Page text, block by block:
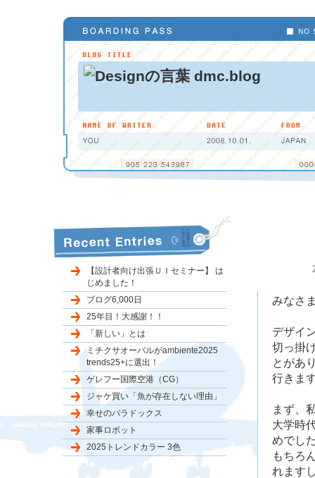
【設計者向け出張ＵＩセミナー】 は
じめました！
ブログ6,000日
25年目！大感謝！！
「新しい」とは
ミチクサオーバルがambiente2025
trends25+に選出！
ゲレフー国際空港（CG）
ジャケ買い「魚が存在しない理由」
幸せのパラドックス
家事ロボット
2025トレンドカラー 3色
みなさ
デザイ
切っ掛
とがあ
行きま
まず、
大学時
めでし
もちろ
れます